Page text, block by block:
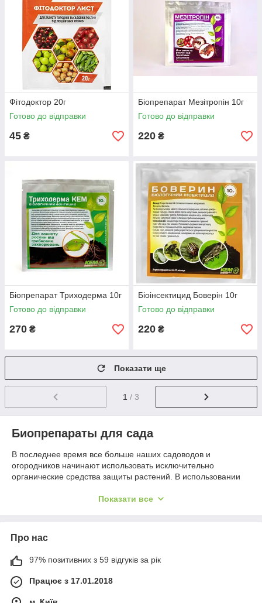
Фітодоктор 20г
Готово до відправки
45 ₴
Біопрепарат Мезітропін 10г
Готово до відправки
220 ₴
Біопрепарат Триходерма 10г
Готово до відправки
270 ₴
Біоінсектицид Боверін 10г
Готово до відправки
220 ₴
Показати ще
1 / 3
Биопрепараты для сада
В последнее время все больше наших садоводов и
огородников начинают использовать исключительно
органические средства защиты растений. В использовании
относительна безвредность для человека. Биопрепараты для
такие как Актофит, прекрасно справляются со своей задачей.
Также органические препараты широко используются для
борьбы с медведками, тлей, личинкой майского жука и т.д.
Против болезней: фитофтороза, монилиоза, мучнистой
росы, разных видов гнили.
Показати все
Про нас
97% позитивних з 59 відгуків за рік
Працює з 17.01.2018